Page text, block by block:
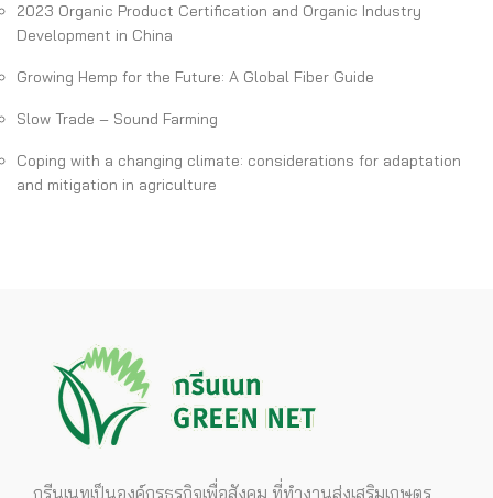
2023 Organic Product Certification and Organic Industry
Development in China
Growing Hemp for the Future: A Global Fiber Guide
Slow Trade – Sound Farming
Coping with a changing climate: considerations for adaptation
and mitigation in agriculture
กรีนเนทเป็นองค์กรธุรกิจเพื่อสังคม ที่ทำงานส่งเสริมเกษตร